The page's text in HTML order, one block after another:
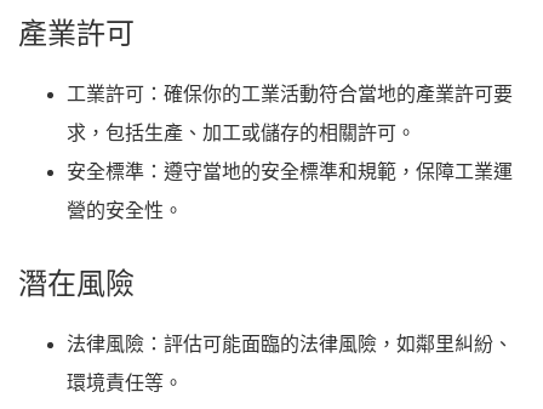
產業許可
工業許可 ：確保你的工業活動符合當地的產業許可要
求，包括生產、加工或儲存的相關許可。
安全標準 ：遵守當地的安全標準和規範，保障工業運
營的安全性。
潛在風險
法律風險 ：評估可能面臨的法律風險，如鄰里糾紛、
環境責任等。